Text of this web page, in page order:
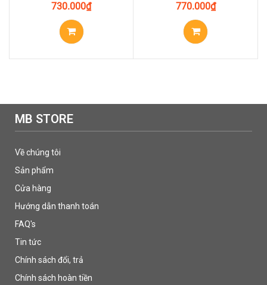
₫
730.000 ₫
770.000
MB STORE
Về chúng tôi
Sản phẩm
Cửa hàng
Hướng dẫn thanh toán
FAQ's
Tin tức
Chính sách đổi, trả
Chính sách hoàn tiền